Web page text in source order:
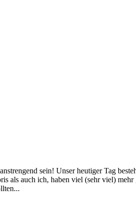
sein! Unser heutiger Tag
als auch ich, haben viel (sehr viel) mehr